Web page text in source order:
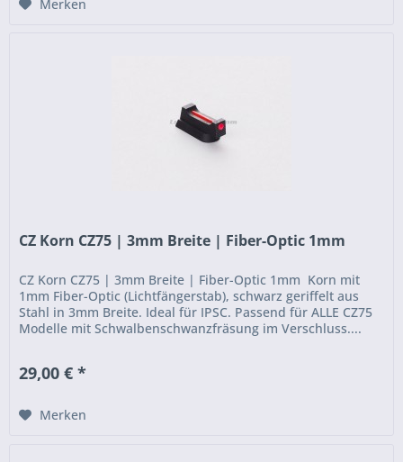
Merken
CZ Korn CZ75 | 3mm Breite | Fiber-Optic 1mm
CZ Korn CZ75 | 3mm Breite | Fiber-Optic 1mm Korn mit
1mm Fiber-Optic (Lichtfängerstab), schwarz geriffelt aus
Stahl in 3mm Breite. Ideal für IPSC. Passend für ALLE CZ75
Modelle mit Schwalbenschwanzfräsung im Verschluss....
29,00 € *
Merken